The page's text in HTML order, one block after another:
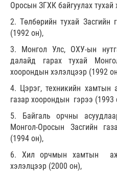
Оросын ЗГХК байгуулах тухай
2. Төлбөрийн тухай Засгийн
(1992 он),
3. Монгол Улс, ОХУ-ын
далайд гарах тухай
хоорондын хэлэлцээр (1992
4. Цэрэг, техникийн хамтын
газар хоорондын гэрээ (1993
5. Байгаль орчны
Монгол-Оросын Засгийн
(1994 он),
6. Хил орчмын хамтын
хэлэлцээр (2000 он),